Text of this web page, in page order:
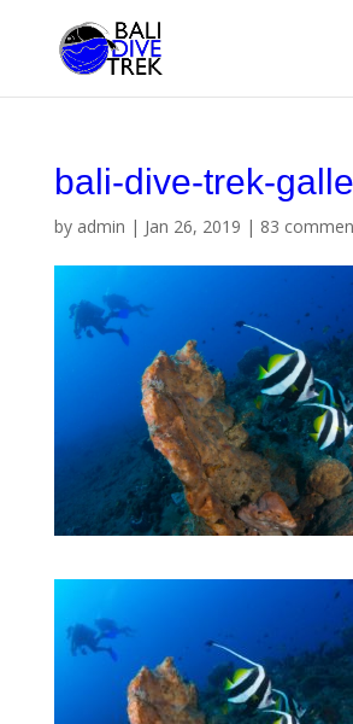
bali-dive-trek-
by admin | Jan 26, 2019 | 83